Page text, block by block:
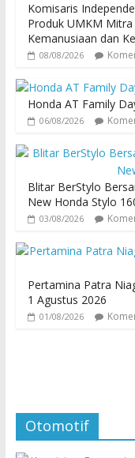
Komisaris
Produk UMKM
Kemanusiaan dan
08/08/2026
Honda AT Family
06/08/2026
Blitar BerStylo
New Honda Stylo
03/08/2026
Pertamina Patra
1 Agustus 2026
01/08/2026
Otomotif